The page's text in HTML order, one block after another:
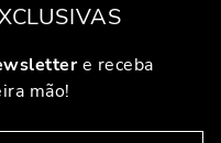
e receba
mão!